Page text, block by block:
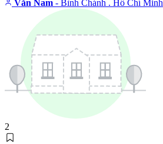
Văn Nam - Bình Chánh . Hồ Chí Minh
2